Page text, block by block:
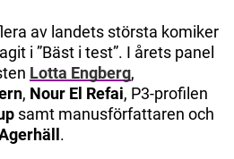
av landets största komiker
i ”Bäst i test”. I årets panel
Lotta Engberg,
, Nour El Refai, P3-profilen
samt manusförfattaren och
.